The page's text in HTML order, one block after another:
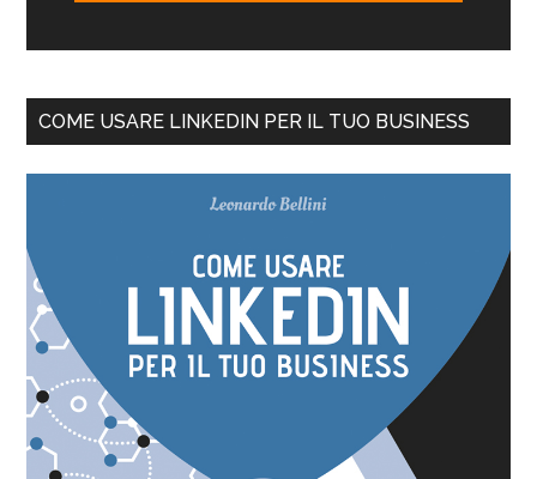
COME USARE LINKEDIN PER IL TUO BUSINESS